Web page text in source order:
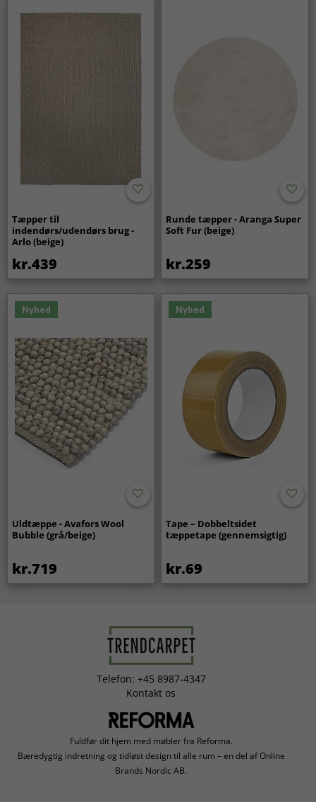
Tæpper til
indendørs/udendørs brug -
Arlo (beige)
kr.439
Runde tæpper - Aranga Super
Soft Fur (beige)
kr.259
Nyhed
Uldtæppe - Avafors Wool
Bubble (grå/beige)
kr.719
Nyhed
Tape – Dobbeltsidet
tæppetape (gennemsigtig)
kr.69
Telefon: +45 8987-4347
Kontakt os
Fuldfør dit hjem med møbler fra Reforma.
Bæredygtig indretning og tidløst design til alle rum – en del af Online
Brands Nordic AB.